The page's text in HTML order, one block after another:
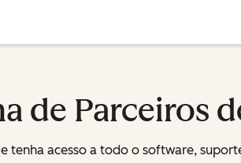
de Parceiros
tenha acesso a todo o software,